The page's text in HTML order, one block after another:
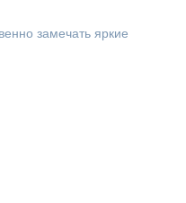
замечать яркие